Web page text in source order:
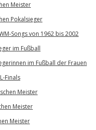
Meister
Pokalsieger
Songs von 1962 bis 2002
im Fußball
im Fußball der Frauen
Finals
Meister
Meister
Meister